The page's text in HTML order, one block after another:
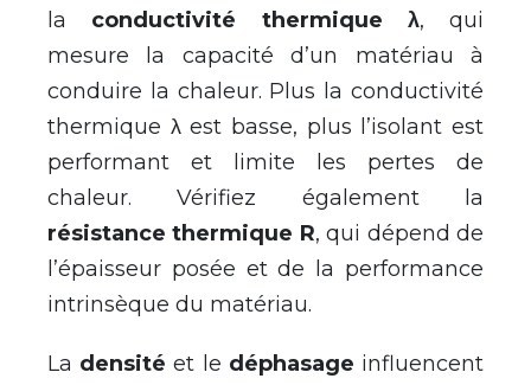
la conductivité thermique λ, qui
mesure la capacité d’un matériau à
conduire la chaleur. Plus la conductivité
thermique λ est basse, plus l’isolant est
performant et limite les pertes de
chaleur. Vérifiez également la
résistance thermique R, qui dépend de
l’épaisseur posée et de la performance
intrinsèque du matériau.
La densité et le déphasage influencent